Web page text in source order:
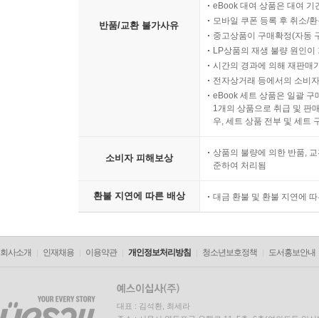
반품/교환 불가사유
eBook 대여 상품은 대여 기
모바일 쿠폰 등록 후 취소/
중고상품이 구매확정(자동
LP상품의 재생 불량 원인
시간의 경과에 의해 재판매
전자상거래 등에서의 소비
eBook 세트 상품은 일괄 구
1개의 상품으로 취급 및 판
우, 세트 상품 전부 및 세트
소비자 피해보상
상품의 불량에 의한 반품,
준하여 처리됨
환불 지연에 따른 배상 대금 환불 및 환불 지연에
회사소개 인재채용 이용약관 개인정보처리방침 청소년보호정책 도서홍보안내
대표 : 김석환, 최세라